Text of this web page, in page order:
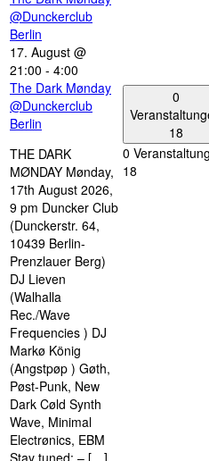
@Dunckerclub
Berlin
17. August @
21:00 - 4:00
The Dark Mønday
@Dunckerclub
Berlin
THE DARK
MØNDAY Mønday,
17th August 2026,
9 pm Duncker Club
(Dunckerstr. 64,
10439 Berlin-
Prenzlauer Berg)
DJ Lieven
(Walhalla
Rec./Wave
Frequencies ) DJ
Markø König
(Angstpøp ) Gøth,
Pøst-Punk, New
Dark Cøld Synth
Wave, Minimal
Electrønics, EBM
0
18
0
18